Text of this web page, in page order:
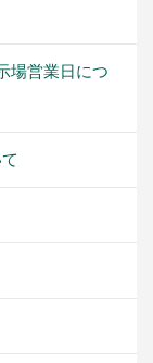
場営業日につ